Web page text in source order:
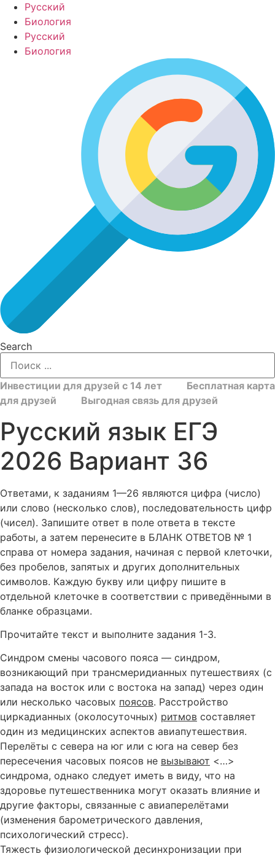
Русский
Биология
Русский
Биология
Search
Инвестиции для друзей с 14 лет Бесплатная карта
для друзей
Выгодная связь для друзей
Русский язык ЕГЭ
2026 Вариант 36
Ответами, к заданиям 1—26 являются цифра (число)
или слово (несколько слов), последовательность цифр
(чисел). Запишите ответ в поле ответа в тексте
работы, а затем перенесите в БЛАНК ОТВЕТОВ № 1
справа от номера задания, начиная с первой клеточки,
без пробелов, запятых и других дополнительных
символов. Каждую букву или цифру пишите в
отдельной клеточке в соответствии с приведёнными в
бланке образцами.
Прочитайте текст и выполните задания 1-3.
Синдром смены часового пояса — синдром,
возникающий при трансмеридианных путешествиях (с
запада на восток или с востока на запад) через один
или несколько часовых поясов. Расстройство
циркадианных (околосуточных) ритмов составляет
один из медицинских аспектов авиапутешествия.
Перелёты с севера на юг или с юга на север без
пересечения часовых поясов не вызывают <…>
синдрома, однако следует иметь в виду, что на
здоровье путешественника могут оказать влияние и
другие факторы, связанные с авиаперелётами
(изменения барометрического давления,
психологический стресс).
Тяжесть физиологической десинхронизации при